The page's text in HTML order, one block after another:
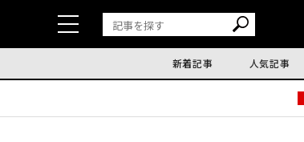
新着記事 人気記事